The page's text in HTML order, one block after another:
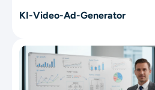
KI-Video-Ad-Generator